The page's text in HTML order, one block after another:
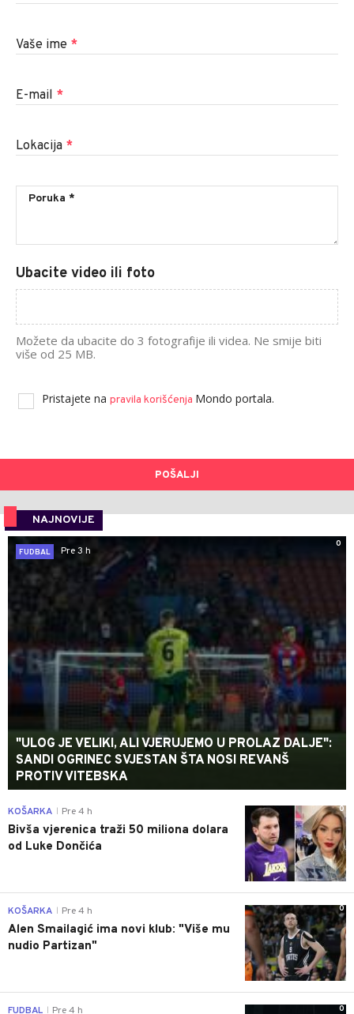
Vaše ime *
E-mail *
Lokacija *
Ubacite video ili foto
Možete da ubacite do 3 fotografije ili videa. Ne smije biti
više od 25 MB.
Pristajete na pravila korišćenja Mondo portala.
POŠALJI
NAJNOVIJE
0
FUDBAL
Pre 3 h
"ULOG JE VELIKI, ALI VJERUJEMO U PROLAZ DALJE":
SANDI OGRINEC SVJESTAN ŠTA NOSI REVANŠ
PROTIV VITEBSKA
0
KOŠARKA Pre 4 h
Bivša vjerenica traži 50 miliona dolara
od Luke Dončića
0
KOŠARKA Pre 4 h
Alen Smailagić ima novi klub: "Više mu
nudio Partizan"
0
FUDBAL Pre 4 h